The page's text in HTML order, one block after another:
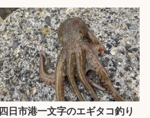
四日市港一文字のエギタコ釣り